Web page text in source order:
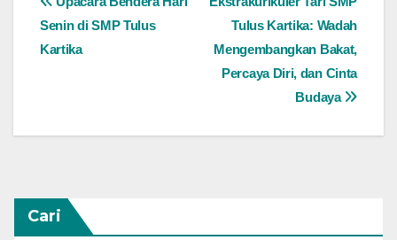
pos
Tulus Kartika: Wadah
Mengembangkan Bakat,
Percaya Diri, dan Cinta
Budaya
Senin di SMP Tulus
Kartika
Cari